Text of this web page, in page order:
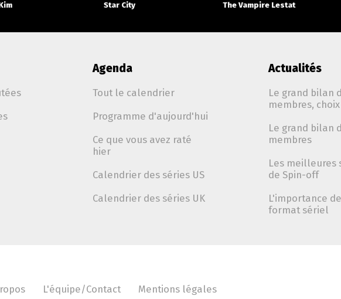
Star City The Vampire Lestat
Agenda
Tout le calendrier
Programme d'aujourd'hui
Ce que vous avez raté
hier
Calendrier des séries US
Calendrier des séries UK
Actualités
Le grand bilan
membres,
Le grand bilan
membres
Les meilleures
de Spin-off
L'importance
format sériel
L'équipe/Contact Mentions légales